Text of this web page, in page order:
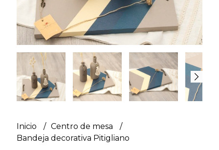
Inicio
Centro de mesa
Bandeja decorativa Pitigliano